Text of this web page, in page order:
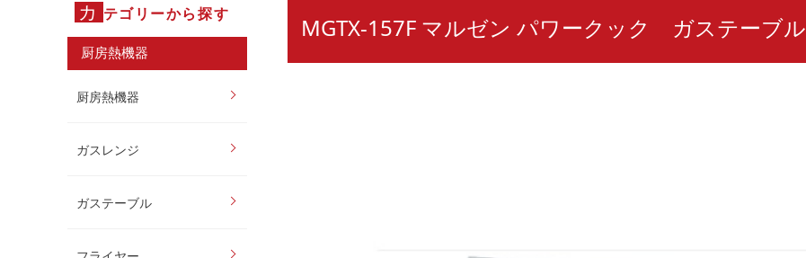
カ テゴリーから探す
厨房熱機器
厨房熱機器
ガスレンジ
ガステーブル
MGTX-157F マルゼン パワークック ガステーブル